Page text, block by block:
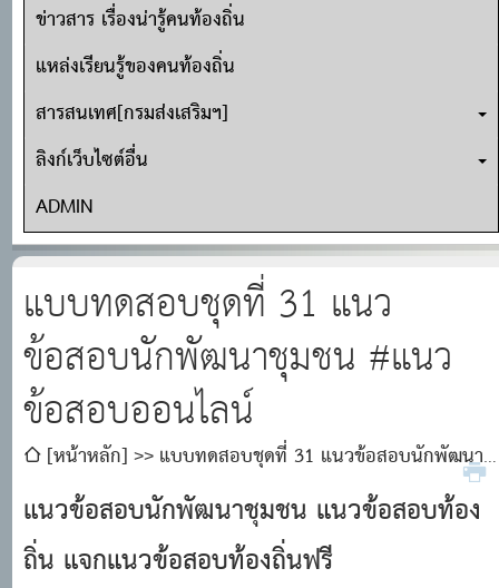
ข่าวสาร เรื่องน่ารู้คนท้องถิ่น
แหล่งเรียนรู้ของคนท้องถิ่น
สารสนเทศ[กรมส่งเสริมฯ]
ลิงก์เว็บไซต์อื่น
ADMIN
แบบทดสอบชุดที่ 31 แนว
ข้อสอบนักพัฒนาชุมชน #แนว
ข้อสอบออนไลน์
[หน้าหลัก]
แบบทดสอบชุดที่ 31 แนวข้อสอบนักพัฒนา
ชุมชน #แนวข้อสอบออนไลน์
แนวข้อสอบนักพัฒนาชุมชน แนวข้อสอบท้อง
ถิ่น แจกแนวข้อสอบท้องถิ่นฟรี